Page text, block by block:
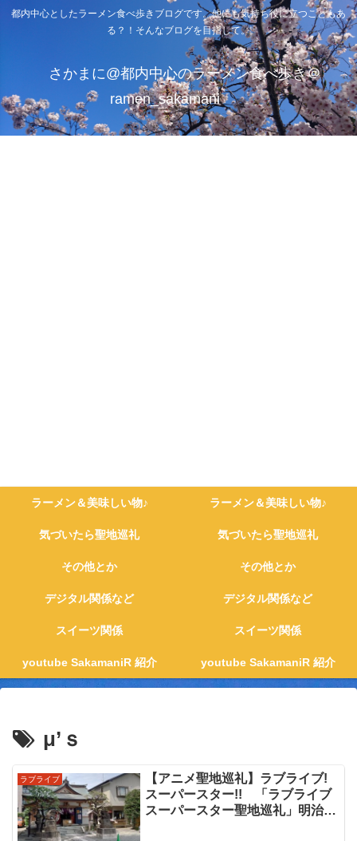
都内中心としたラーメン食べ歩きブログです。他にも気持ち役に立つこともあ
る？！そんなブログを目指して。
さかまに@都内中心のラーメン食べ歩き＠
ramen_sakamani
ラーメン＆美味しい物♪ ラーメン＆美味しい物♪
気づいたら聖地巡礼 気づいたら聖地巡礼
その他とか その他とか
デジタル関係など デジタル関係など
スイーツ関係 スイーツ関係
youtube SakamaniR 紹介 youtube SakamaniR 紹介
μ’ｓ
ラブライブ
【アニメ聖地巡礼】ラブライブ!
スーパースター!! 「ラブライブ
スーパースター聖地巡礼」明治神